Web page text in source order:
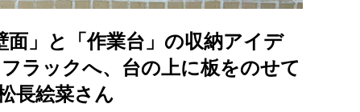
」と「作業台」の収納アイデ
ラックへ、台の上に板をのせて
長絵菜さん